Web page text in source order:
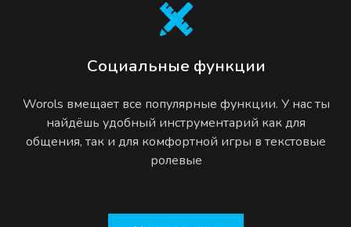
Социальные функции
Worols вмещает все популярные функции. У нас ты
найдёшь удобный инструментарий как для
общения, так и для комфортной игры в текстовые
ролевые